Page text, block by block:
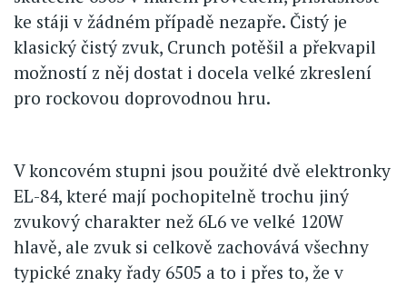
ke stáji v žádném případě nezapře. Čistý je
klasický čistý zvuk, Crunch potěšil a překvapil
možností z něj dostat i docela velké zkreslení
pro rockovou doprovodnou hru.
V koncovém stupni jsou použité dvě elektronky
EL-84, které mají pochopitelně trochu jiný
zvukový charakter než 6L6 ve velké 120W
hlavě, ale zvuk si celkově zachovává všechny
typické znaky řady 6505 a to i přes to, že v